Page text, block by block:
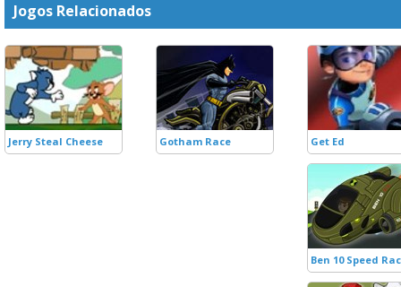
Jogos Relacionados
Jerry Steal Cheese Gotham Race Get Ed
Ben 10 Speed